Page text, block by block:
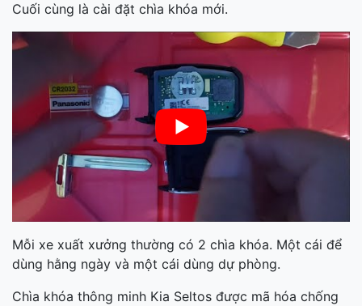
Cuối cùng là cài đặt chìa khóa mới.
Mỗi xe xuất xưởng thường có 2 chìa khóa. Một cái để
dùng hằng ngày và một cái dùng dự phòng.
Chìa khóa thông minh Kia Seltos được mã hóa chống